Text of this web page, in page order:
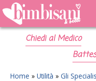
Chiedi al Medico
Home » Utilità » Gli